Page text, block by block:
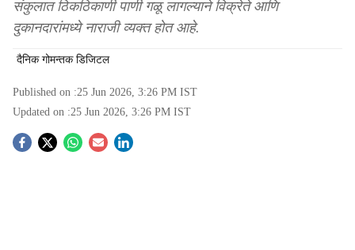
संकुलात ठिकठिकाणी पाणी गळू लागल्याने विक्रेते आणि
दुकानदारांमध्ये नाराजी व्यक्त होत आहे.
दैनिक गोमन्तक डिजिटल
Published on :25 Jun 2026, 3:26 PM IST
Updated on :25 Jun 2026, 3:26 PM IST
S